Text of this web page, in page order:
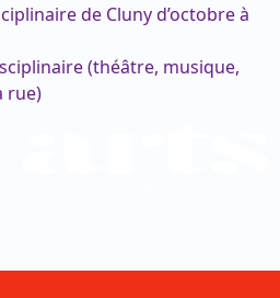
de Cluny d’octobre à
(théâtre, musique,
rue)